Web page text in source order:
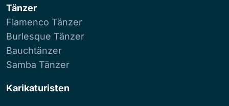
Tänzer
Flamenco Tänzer
Burlesque Tänzer
Bauchtänzer
Samba Tänzer
Karikaturisten